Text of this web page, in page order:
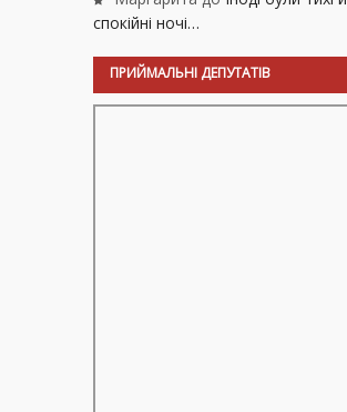
спокійні ночі…
ПРИЙМАЛЬНІ ДЕПУТАТІВ